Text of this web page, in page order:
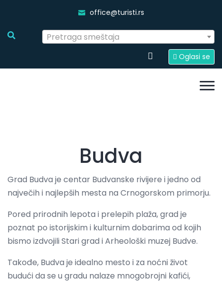
office@turisti.rs
Pretraga smeštaja
Oglasi se
Budva
Grad Budva je centar Budvanske rivijere i jedno od
največih i najlepših mesta na Crnogorskom primorju.
Pored prirodnih lepota i prelepih plaža, grad je
poznat po istorijskim i kulturnim dobarima od kojih
bismo izdvojili Stari grad i Arheološki muzej Budve.
Takođe, Budva je idealno mesto i za noćni život
budući da se u gradu nalaze mnogobrojni kafići,